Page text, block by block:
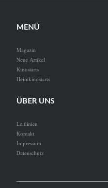
MENÜ
Magazin
Neue Artikel
Kinostarts
Heimkinostarts
ÜBER UNS
Leitlinien
Kontakt
Impressum
Datenschutz